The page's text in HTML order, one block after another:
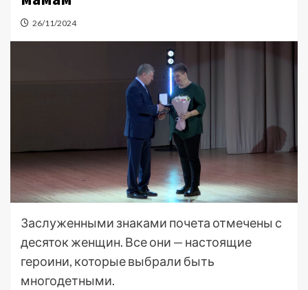
26/11/2024
Заслуженными знаками почета отмечены с
десяток женщин. Все они — настоящие
героини, которые выбрали быть
многодетными.